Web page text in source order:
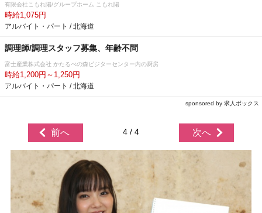
有限会社こもれ陽/グループホーム こもれ陽
時給1,075円
アルバイト・パート / 北海道
調理師/調理スタッフ募集、年齢不問
富士産業株式会社 かたるべの森ビジターセンター内の厨房
時給1,200円～1,250円
アルバイト・パート / 北海道
sponsored by 求人ボックス
前へ 4 / 4 次へ